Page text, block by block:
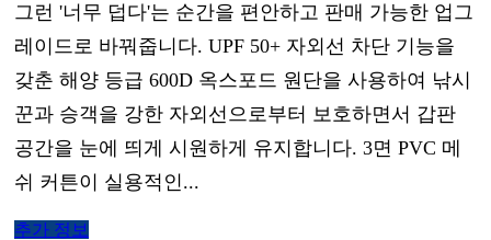
그런 '너무 덥다'는 순간을 편안하고 판매 가능한 업그
레이드로 바꿔줍니다. UPF 50+ 자외선 차단 기능을
갖춘 해양 등급 600D 옥스포드 원단을 사용하여 낚시
꾼과 승객을 강한 자외선으로부터 보호하면서 갑판
공간을 눈에 띄게 시원하게 유지합니다. 3면 PVC 메
쉬 커튼이 실용적인...
추가 정보